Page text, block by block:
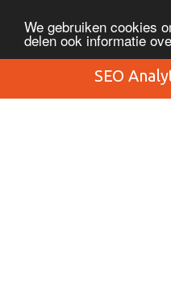
We gebruiken cookies
delen ook informatie
SEO